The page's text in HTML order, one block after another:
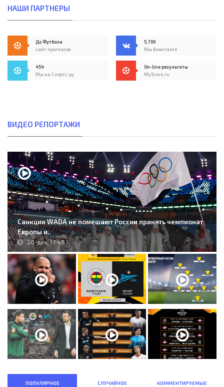
НАШИ ПАРТНЕРЫ
До Футбола
сайт прогнозов
5,700
Мы Вконтакте
454
Мы на Спортс.ру
On-line результаты
MyScore.ru
ВИДЕО РЕПОРТАЖИ
Санкции WADA не помешают России принять чемпионат
Европы и..
20-дек, 17:48
ПОПУЛЯРНОЕ СЛУЧАЙНОЕ КОММЕНТИРУЕМЫЕ